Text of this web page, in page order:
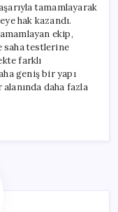
tamamlayarak
hak kazandı.
ekip,
saha testlerine
farklı
geniş bir yapı
daha fazla